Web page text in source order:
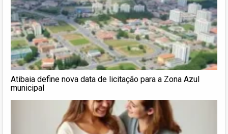
Atibaia define nova data de licitação para a Zona Azul
municipal